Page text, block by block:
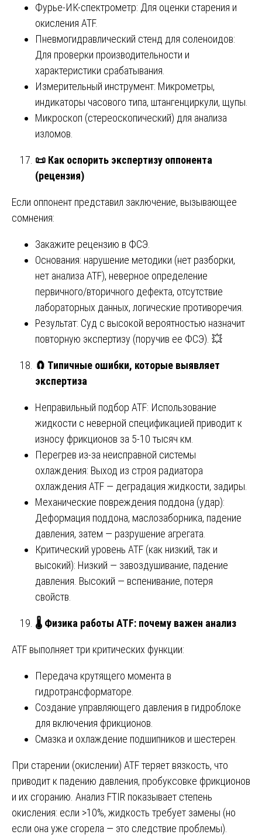
Фурье-ИК-спектрометр: Для оценки старения и
окисления ATF.
Пневмогидравлический стенд для соленоидов:
Для проверки производительности и
характеристики срабатывания.
Измерительный инструмент: Микрометры,
индикаторы часового типа, штангенциркули, щупы.
Микроскоп (стереоскопический) для анализа
изломов.
📜 Как оспорить экспертизу оппонента
(рецензия)
Если оппонент представил заключение, вызывающее
сомнения:
Закажите рецензию в ФСЭ.
Основания: нарушение методики (нет разборки,
нет анализа ATF), неверное определение
первичного/вторичного дефекта, отсутствие
лабораторных данных, логические противоречия.
Результат: Суд с высокой вероятностью назначит
повторную экспертизу (поручив ее ФСЭ). 💥
🧲 Типичные ошибки, которые выявляет
экспертиза
Неправильный подбор ATF: Использование
жидкости с неверной спецификацией приводит к
износу фрикционов за 5-10 тысяч км.
Перегрев из-за неисправной системы
охлаждения: Выход из строя радиатора
охлаждения ATF — деградация жидкости, задиры.
Механические повреждения поддона (удар):
Деформация поддона, маслозаборника, падение
давления, затем — разрушение агрегата.
Критический уровень ATF (как низкий, так и
высокий): Низкий — завоздушивание, падение
давления. Высокий — вспенивание, потеря
свойств.
🌡 ️ Физика работы ATF: почему важен анализ
ATF выполняет три критических функции:
Передача крутящего момента в
гидротрансформаторе.
Создание управляющего давления в гидроблоке
для включения фрикционов.
Смазка и охлаждение подшипников и шестерен.
При старении (окислении) ATF теряет вязкость, что
приводит к падению давления, пробуксовке фрикционов
и их сгоранию. Анализ FTIR показывает степень
окисления: если >10%, жидкость требует замены (но
если она уже сгорела — это следствие проблемы).